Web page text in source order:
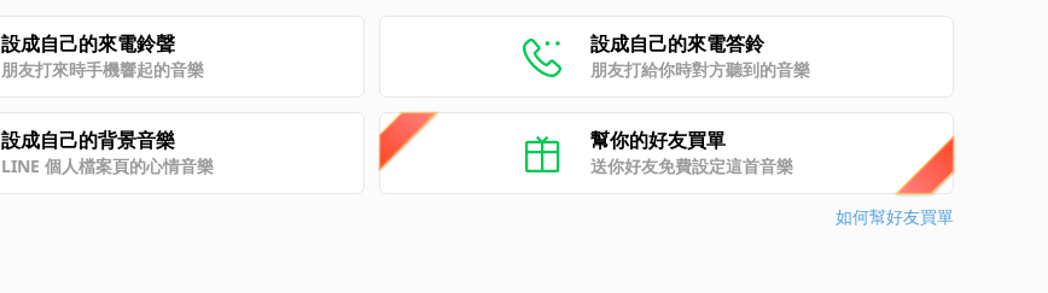
設成自己的來電鈴聲
朋友打來時手機響起的音樂
設成自己的來電答鈴
朋友打給你時對方聽到的音樂
設成自己的背景音樂
LINE 個人檔案頁的心情音樂
幫你的好友買單
送你好友免費設定這首音樂
如何幫好友買單